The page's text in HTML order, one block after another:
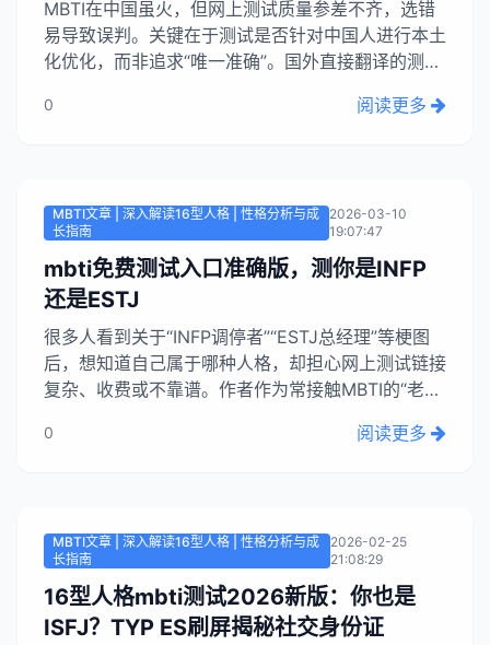
MBTI在中国虽火，但网上测试质量参差不齐，选错
易导致误判。关键在于测试是否针对中国人进行本土
化优化，而非追求“唯一准确”。国外直接翻译的测试
台如奥思MBTI修正了语义偏差，能提供更贴近真实
0 阅读更多
MBTI文章 | 深入解读16型人格 | 性格分析与成
长指南
2026-03-10
19:07:47
mbti免费测试入口准确版，测你是INFP
还是ESTJ
很多人看到关于“INFP调停者”“ESTJ总经理”等梗图
后，想知道自己属于哪种人格，却担心网上测试链接
复杂、收费或不靠谱。作者作为常接触MBTI的“老中
“MBTI”结果众多但不少名不副实，真正精准的测试
0 阅读更多
MBTI文章 | 深入解读16型人格 | 性格分析与成
长指南
2026-02-25
21:08:29
16型人格mbti测试2026新版：你也是
ISFJ？TYP ES刷屏揭秘社交身份证